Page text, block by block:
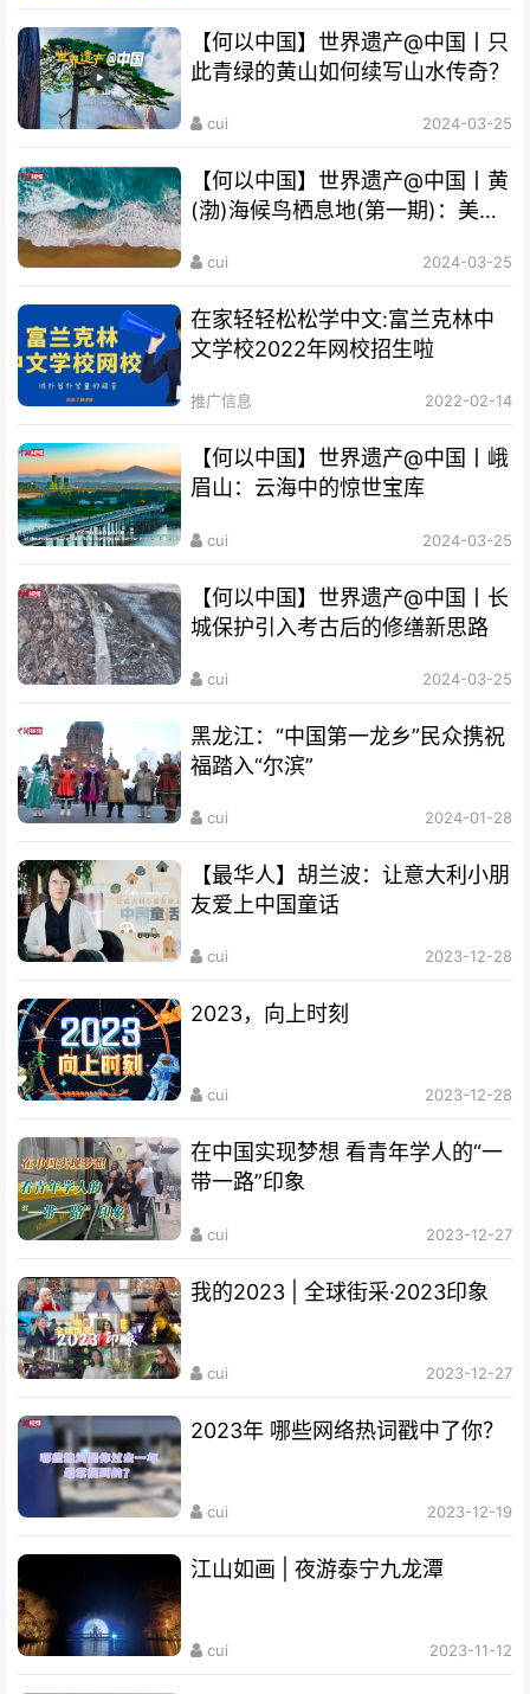
【何以中国】世界遗产@中国丨只
此青绿的黄山如何续写山水传奇？
cui 2024-03-25
【何以中国】世界遗产@中国丨黄
(渤)海候鸟栖息地(第一期)：美丽
cui 2024-03-25
在家轻轻松松学中文:富兰克林中
文学校2022年网校招生啦
推广信息 2022-02-14
【何以中国】世界遗产@中国丨峨
眉山：云海中的惊世宝库
cui 2024-03-25
【何以中国】世界遗产@中国丨长
城保护引入考古后的修缮新思路
cui 2024-03-25
黑龙江：“中国第一龙乡”民众携祝
福踏入“尔滨”
cui 2024-01-28
【最华人】胡兰波：让意大利小朋
友爱上中国童话
cui 2023-12-28
2023，向上时刻
cui 2023-12-28
在中国实现梦想 看青年学人的“一
带一路”印象
cui 2023-12-27
我的2023 | 全球街采·2023印象
cui 2023-12-27
2023年 哪些网络热词戳中了你？
cui 2023-12-19
江山如画 | 夜游泰宁九龙潭
cui 2023-11-12